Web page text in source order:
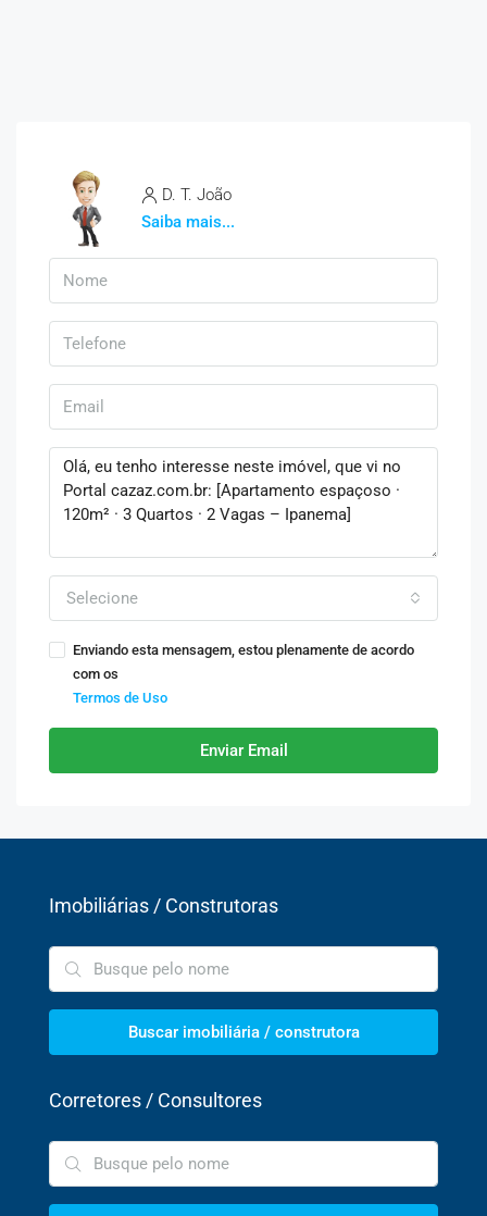
D. T. João
Saiba mais...
Selecione
Enviando esta mensagem, estou plenamente de acordo
com os
Termos de Uso
Enviar Email
Imobiliárias / Construtoras
Buscar imobiliária / construtora
Corretores / Consultores